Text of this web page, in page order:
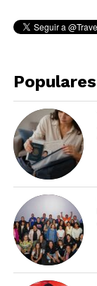
Populares